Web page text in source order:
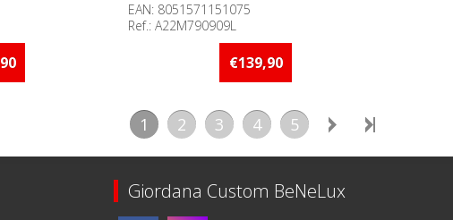
dan 5 stuks
EAN: 8051571151075
Ref.: A22M790909L
Beschikbaarheid:: 5 stuks of meer op
€139,90
1 2 3 4 5
Giordana Custom BeNeLux